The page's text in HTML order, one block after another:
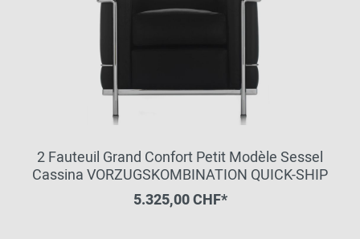
2 Fauteuil Grand Confort Petit Modèle Sessel
Cassina VORZUGSKOMBINATION QUICK-SHIP
5.325,00 CHF*